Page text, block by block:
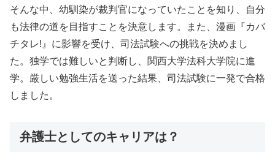
そんな中、幼馴染が裁判官になっていたことを知り、自分
も法律の道を目指すことを決意します。また、漫画『カバ
チタレ!』に影響を受け、司法試験への挑戦を決めまし
た。独学では難しいと判断し、関西大学法科大学院に進
学。厳しい勉強生活を送った結果、司法試験に一発で合格
しました。
弁護士としてのキャリアは？